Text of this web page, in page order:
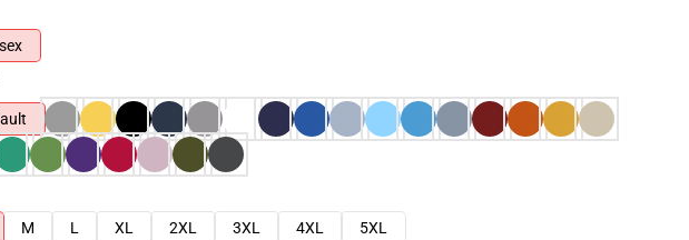
M L XL 2XL 3XL 4XL
5XL